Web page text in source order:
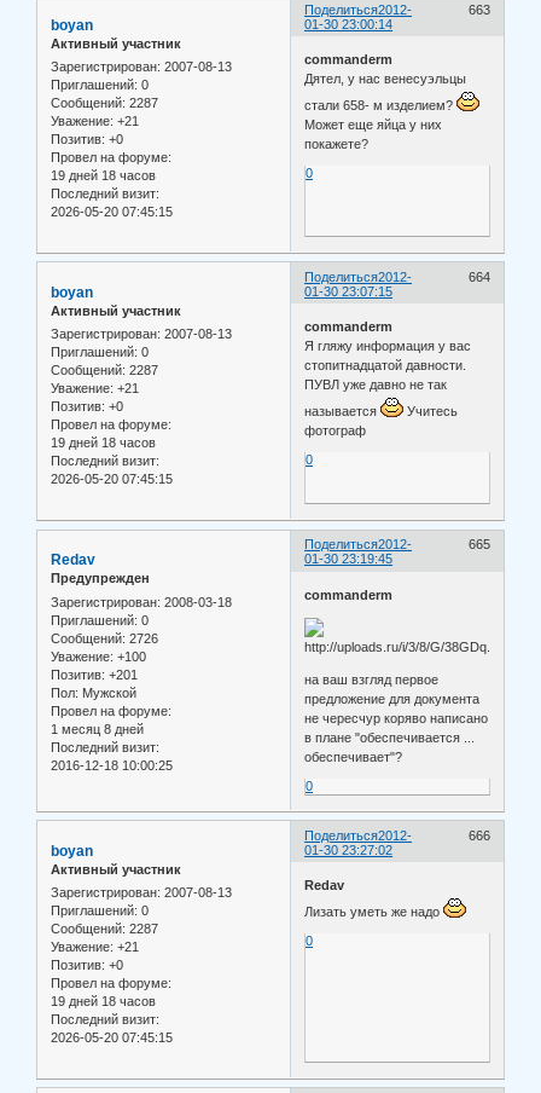
Поделиться 663
2012-
01-30 23:00:14
boyan
Активный участник
Зарегистрирован: 2007-08-13
Приглашений: 0
Сообщений: 2287
Уважение: +21
Позитив: +0
Провел на форуме:
19 дней 18 часов
Последний визит:
2026-05-20 07:45:15
commanderm
Дятел, у нас венесуэльцы
стали 658- м изделием?
Может еще яйца у них
покажете?
0
Поделиться 664
2012-
01-30 23:07:15
boyan
Активный участник
Зарегистрирован: 2007-08-13
Приглашений: 0
Сообщений: 2287
Уважение: +21
Позитив: +0
Провел на форуме:
19 дней 18 часов
Последний визит:
2026-05-20 07:45:15
commanderm
Я гляжу информация у вас
стопитнадцатой давности.
ПУВЛ уже давно не так
называется
Учитесь
фотограф
0
Поделиться 665
2012-
01-30 23:19:45
Redav
Предупрежден
Зарегистрирован: 2008-03-18
Приглашений: 0
Сообщений: 2726
Уважение: +100
Позитив: +201
Пол: Мужской
Провел на форуме:
1 месяц 8 дней
Последний визит:
2016-12-18 10:00:25
commanderm
на ваш взгляд первое
предложение для документа
не чересчур коряво написано
в плане "обеспечивается ...
обеспечивает"?
0
Поделиться 666
2012-
01-30 23:27:02
boyan
Активный участник
Зарегистрирован: 2007-08-13
Приглашений: 0
Сообщений: 2287
Уважение: +21
Позитив: +0
Провел на форуме:
19 дней 18 часов
Последний визит:
2026-05-20 07:45:15
Redav
Лизать уметь же надо
0